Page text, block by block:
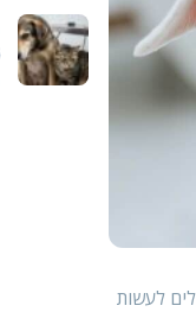
לעשות